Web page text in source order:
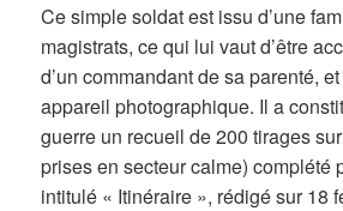
Ce simple soldat est issu d’une
magistrats, ce qui lui vaut d’être
d’un commandant de sa parenté,
appareil photographique. Il a
guerre un recueil de 200 tirages
prises en secteur calme) complété
intitulé « Itinéraire », rédigé sur 18